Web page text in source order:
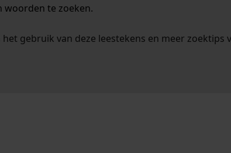
woorden te zoeken.
gebruik van deze leestekens en meer zoektips